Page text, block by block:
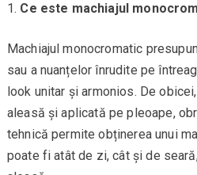
Ce este machiajul
Machiajul monocromatic
sau a nuanțelor înrudite pe
look unitar și armonios. De
aleasă și aplicată pe pleoape,
tehnică permite obținerea unui
poate fi atât de zi, cât și de